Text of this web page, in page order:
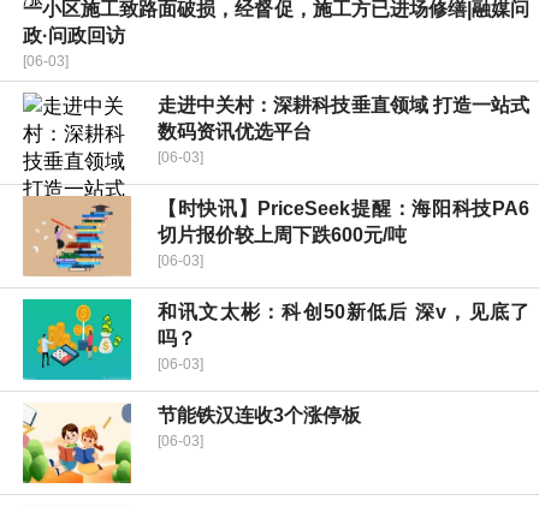
一小区施工致路面破损，经督促，施工方已进场修缮|融媒问
政·问政回访
[06-03]
走进中关村：深耕科技垂直领域 打造一站式
数码资讯优选平台
[06-03]
【时快讯】PriceSeek提醒：海阳科技PA6
切片报价较上周下跌600元/吨
[06-03]
和讯文太彬：科创50新低后 深v，见底了
吗？
[06-03]
节能铁汉连收3个涨停板
[06-03]